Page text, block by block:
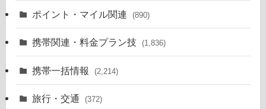
ポイント・マイル関連 (890)
携帯関連・料金プラン技 (1,836)
携帯一括情報 (2,214)
旅行・交通 (372)